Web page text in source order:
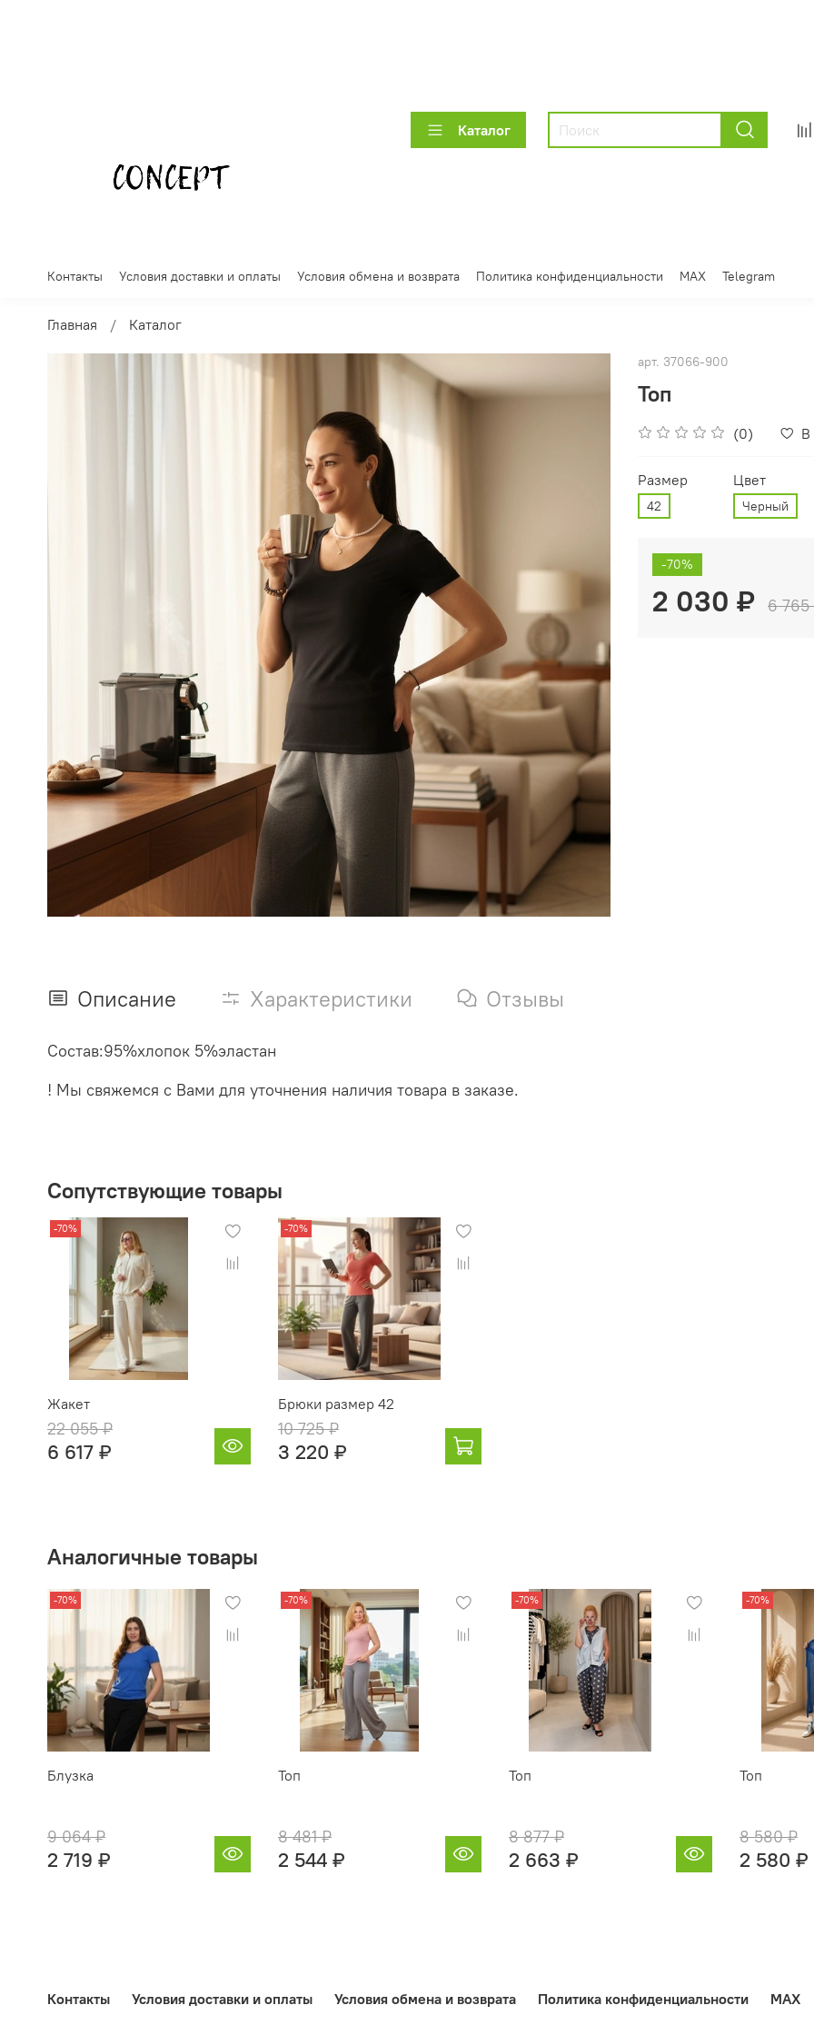
Каталог
Контакты Условия доставки и оплаты Условия обмена и возврата Политика конфиденциальности MAX Telegram
Главная Каталог
арт. 37066-900
Топ
(0) В
Размер
42
Цвет
Черный
-70%
2 030 ₽ 6 765
Описание Характеристики Отзывы
Состав:95%хлопок 5%эластан
! Мы свяжемся с Вами для уточнения наличия товара в заказе.
Сопутствующие товары
-70%
Жакет
22 055 ₽
6 617 ₽
-70%
Брюки размер 42
10 725 ₽
3 220 ₽
Аналогичные товары
-70%
Блузка
9 064 ₽
2 719 ₽
-70%
Топ
8 481 ₽
2 544 ₽
-70%
Топ
8 877 ₽
2 663 ₽
-70%
Топ
8 580 ₽
2 580 ₽
Контакты Условия доставки и оплаты Условия обмена и возврата Политика конфиденциальности MAX